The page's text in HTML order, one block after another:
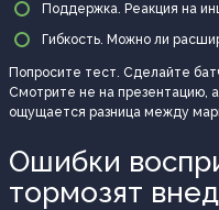
Поддержка. Реакция на
Гибкость. Можно ли
Попросите тест. Сделайте
Смотрите не на презентацию,
ощущается разница между
Ошибки
тормозят